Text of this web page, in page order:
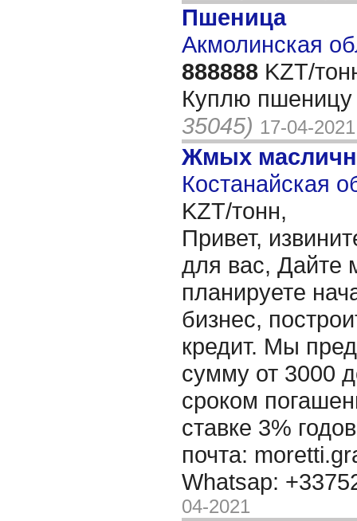
Пшеница
Акмолинская
888888 KZT/
Куплю
35045) 17-04-2021
Жмых
Костанайская
KZT/тонн,
Привет,
для вас, Дайте
планируете
бизнес,
кредит. Мы
сумму от 3000
сроком
ставке 3%
почта:
Whatsap:
04-2021